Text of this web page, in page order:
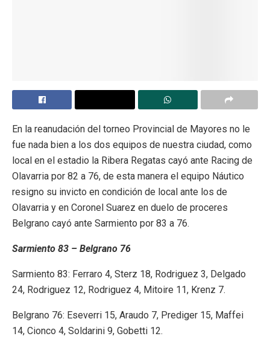
En la reanudación del torneo Provincial de Mayores no le
fue nada bien a los dos equipos de nuestra ciudad, como
local en el estadio la Ribera Regatas cayó ante Racing de
Olavarria por 82 a 76, de esta manera el equipo Náutico
resigno su invicto en condición de local ante los de
Olavarria y en Coronel Suarez en duelo de proceres
Belgrano cayó ante Sarmiento por 83 a 76.
Sarmiento 83 – Belgrano 76
Sarmiento 83: Ferraro 4, Sterz 18, Rodriguez 3, Delgado
24, Rodriguez 12, Rodriguez 4, Mitoire 11, Krenz 7.
Belgrano 76: Eseverri 15, Araudo 7, Prediger 15, Maffei
14, Cionco 4, Soldarini 9, Gobetti 12.